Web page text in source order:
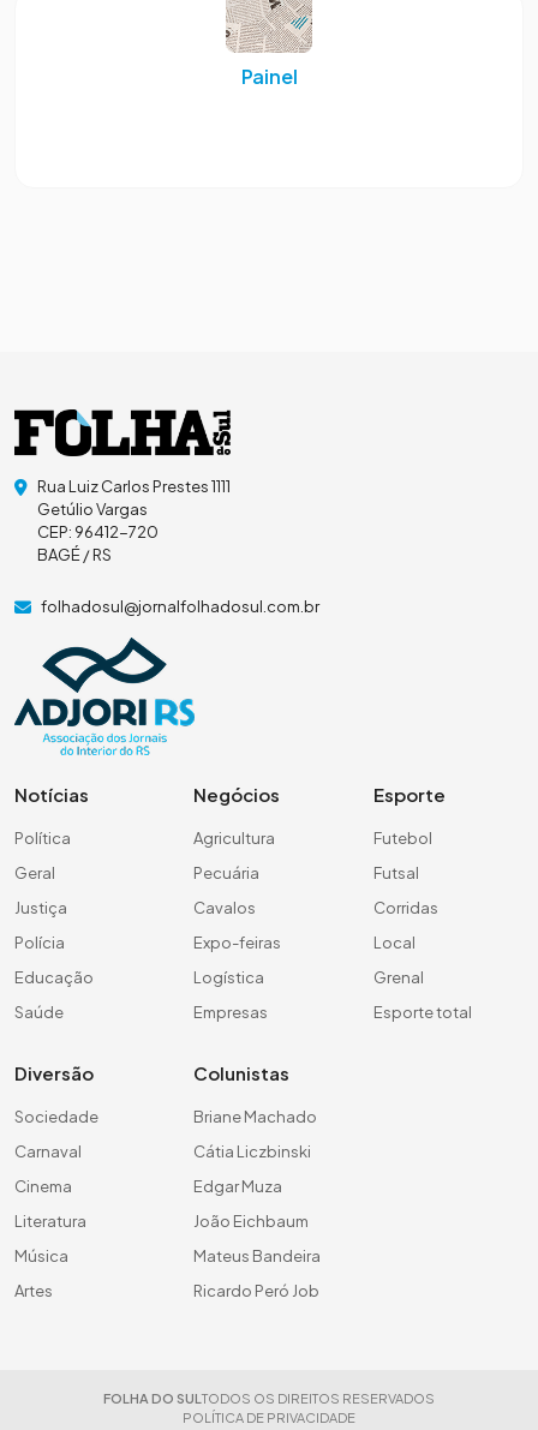
Painel
Rua Luiz Carlos Prestes 1111
Getúlio Vargas
CEP: 96412-720
BAGÉ / RS
folhadosul@jornalfolhadosul.com.br
Notícias
Política
Geral
Justiça
Polícia
Educação
Saúde
Negócios
Agricultura
Pecuária
Cavalos
Expo-feiras
Logística
Empresas
Esporte
Futebol
Futsal
Corridas
Local
Grenal
Esporte total
Diversão
Sociedade
Carnaval
Cinema
Literatura
Música
Artes
Colunistas
Briane Machado
Cátia Liczbinski
Edgar Muza
João Eichbaum
Mateus Bandeira
Ricardo Peró Job
FOLHA DO SUL TODOS OS DIREITOS RESERVADOS
POLÍTICA DE PRIVACIDADE